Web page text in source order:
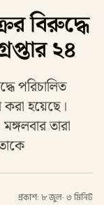
বিরুদ্ধে
২৪
পরিচালিত
হয়েছে।
তারা
প্রকাশ: ৮ জুল· ৩ মিনিট